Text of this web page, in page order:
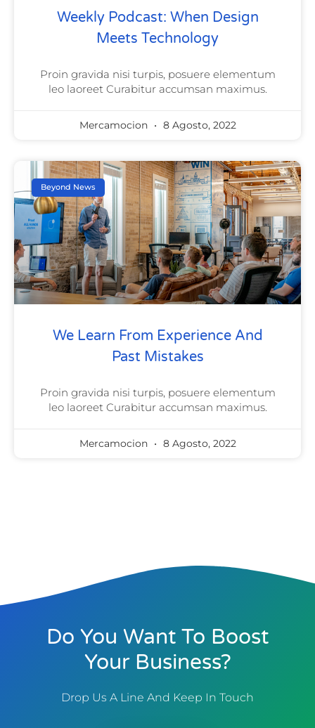
Weekly Podcast: When Design
Meets Technology
Proin gravida nisi turpis, posuere elementum
leo laoreet Curabitur accumsan maximus.
Mercamocion 8 Agosto, 2022
Beyond News
We Learn From Experience And
Past Mistakes
Proin gravida nisi turpis, posuere elementum
leo laoreet Curabitur accumsan maximus.
Mercamocion 8 Agosto, 2022
Do You Want To Boost
Your Business?
Drop Us A Line And Keep In Touch